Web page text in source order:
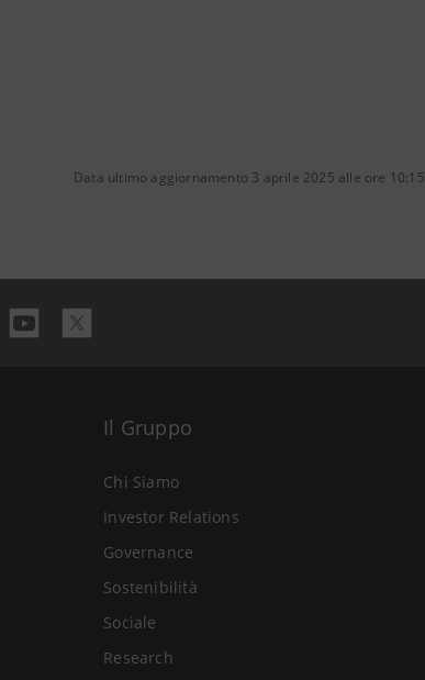
Data ultimo aggiornamento 3 aprile 2025 alle ore 10:15
Il Gruppo
Chi Siamo
Investor Relations
Governance
Sostenibilità
Sociale
Research